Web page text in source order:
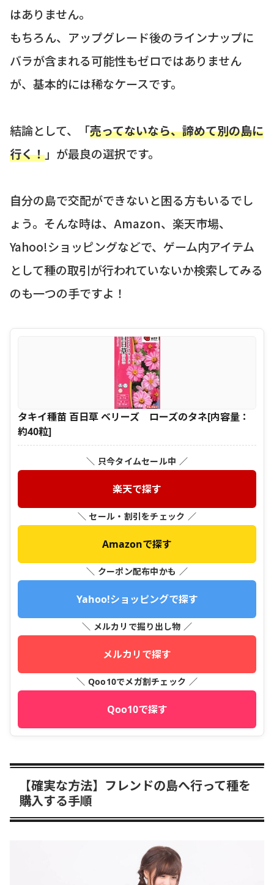
はありません。
もちろん、アップグレード後のラインナップに
バラが含まれる可能性もゼロではありません
が、基本的には稀なケースです。
結論として、「売ってないなら、諦めて別の島に
行く！」が最良の選択です。
自分の島で交配ができないと困る方もいるでし
ょう。そんな時は、Amazon、楽天市場、
Yahoo!ショッピングなどで、ゲーム内アイテム
として種の取引が行われていないか検索してみる
のも一つの手ですよ！
タキイ種苗 百日草 ベリーズ ローズのタネ[内容量：
約40粒]
＼ 只今タイムセール中 ／
楽天で探す
＼ セール・割引をチェック ／
Amazonで探す
＼ クーポン配布中かも ／
Yahoo!ショッピングで探す
＼ メルカリで掘り出し物 ／
メルカリで探す
＼ Qoo10でメガ割チェック ／
Qoo10で探す
【確実な方法】フレンドの島へ行って種を
購入する手順